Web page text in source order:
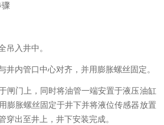
吊入井中。
井内管口中心对齐，并用膨胀螺丝固定。
闸门上，同时将油管一端安置于液压油缸
膨胀螺丝固定于井下并将液位传感器放置
穿出至井上，井下安装完成。